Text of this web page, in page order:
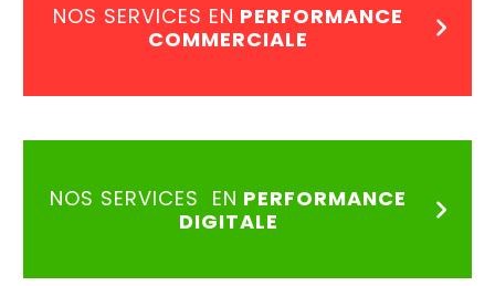
NOS SERVICES EN PERFORMANCE
COMMERCIALE
NOS SERVICES EN PERFORMANCE
DIGITALE